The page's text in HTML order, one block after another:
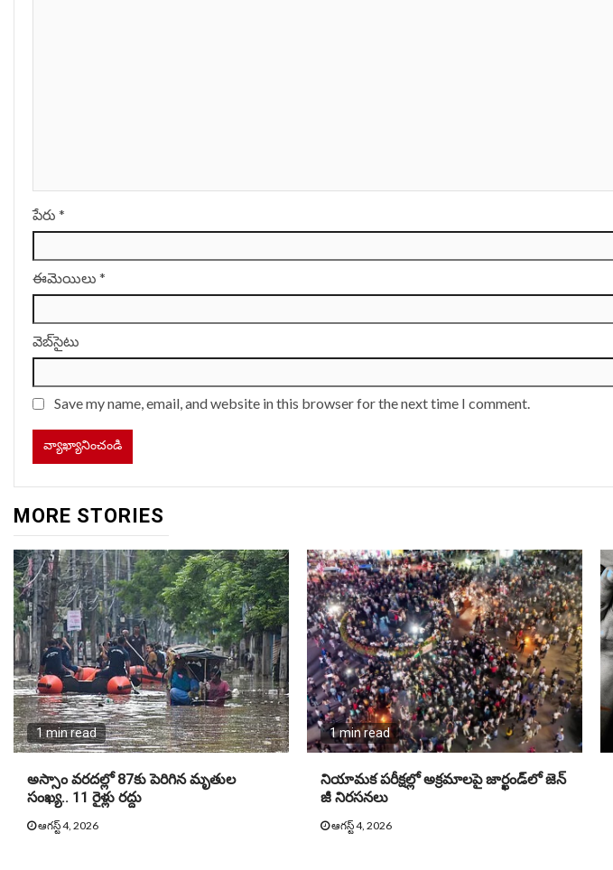
పేరు *
ఈమెయిలు *
వెబ్‌సైటు
Save my name, email, and website in this browser for the next time I comment.
MORE STORIES
1 min read
అస్సాం వరదల్లో 87కు పెరిగిన మృతుల
సంఖ్య.. 11 రైళ్లు రద్దు
ఆగస్ట్ 4, 2026
1 min read
నియామక పరీక్షల్లో అక్రమాలపై జార్ఖండ్‌లో జెన్‌
జీ నిరసనలు
ఆగస్ట్ 4, 2026